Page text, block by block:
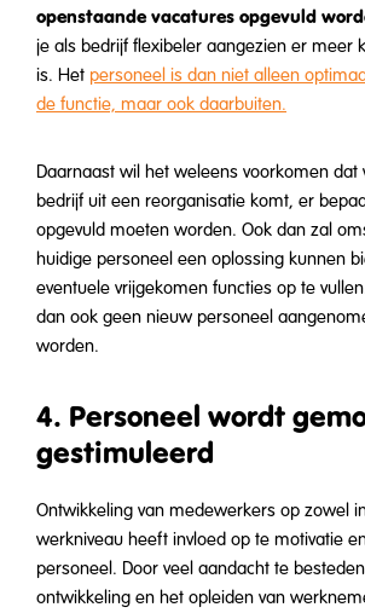
openstaande vacatures opgevuld
je als bedrijf flexibeler aangezien er meer
is. Het personeel is dan niet alleen
de functie, maar ook daarbuiten.
Daarnaast wil het weleens voorkomen dat
bedrijf uit een reorganisatie komt, er
opgevuld moeten worden. Ook dan zal
huidige personeel een oplossing kunnen
eventuele vrijgekomen functies op te
dan ook geen nieuw personeel
worden.
4. Personeel wordt
gestimuleerd
Ontwikkeling van medewerkers op zowel
werkniveau heeft invloed op te motivatie
personeel. Door veel aandacht te
ontwikkeling en het opleiden van